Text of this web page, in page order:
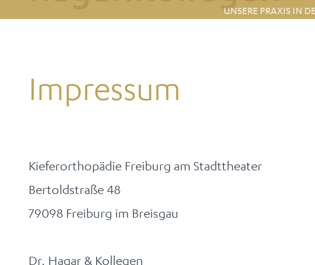
UNSERE PRAXIS IN
Impressum
Kieferorthopädie Freiburg am Stadttheater
Bertoldstraße 48
79098 Freiburg im Breisgau
Dr. Hagar & Kollegen